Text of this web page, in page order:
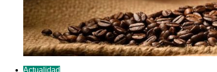
Actualidad